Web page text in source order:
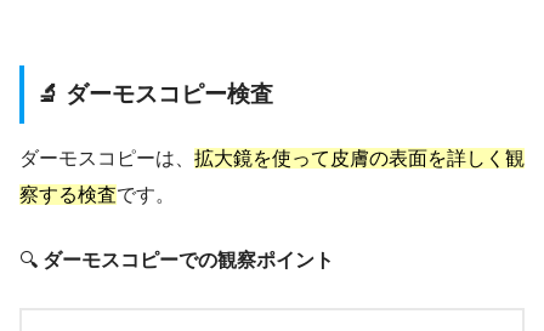
🔬 ダーモスコピー検査
ダーモスコピーは、 拡大鏡を使って皮膚の表面を詳しく観
察する検査です。
🔍 ダーモスコピーでの観察ポイント